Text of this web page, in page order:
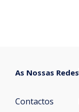
Contactos
As Nossas Redes